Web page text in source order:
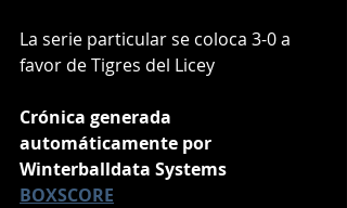
La serie particular se coloca 3-0 a
favor de Tigres del Licey
Crónica generada
automáticamente por
Winterballdata Systems
BOXSCORE